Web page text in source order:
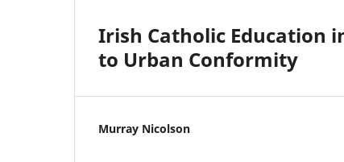
Irish Catholic Education
to Urban Conformity
Murray Nicolson